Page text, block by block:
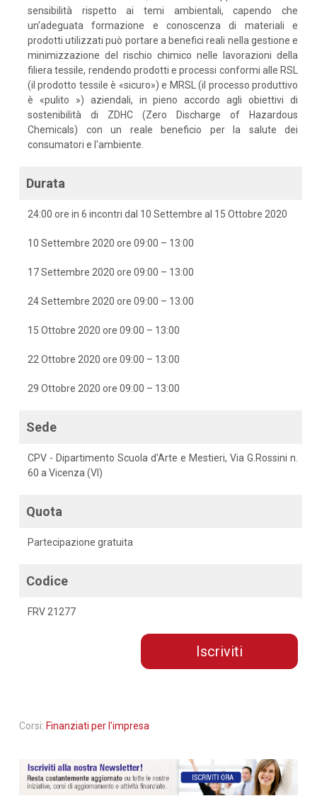
sensibilità rispetto ai temi ambientali, capendo che
un'adeguata formazione e conoscenza di materiali e
prodotti utilizzati può portare a benefici reali nella gestione e
minimizzazione del rischio chimico nelle lavorazioni della
filiera tessile, rendendo prodotti e processi conformi alle RSL
(il prodotto tessile è «sicuro») e MRSL (il processo produttivo
è «pulito ») aziendali, in pieno accordo agli obiettivi di
sostenibilità di ZDHC (Zero Discharge of Hazardous
Chemicals) con un reale beneficio per la salute dei
consumatori e l'ambiente.
Durata
24:00 ore in 6 incontri dal 10 Settembre al 15 Ottobre 2020
10 Settembre 2020 ore 09:00 – 13:00
17 Settembre 2020 ore 09:00 – 13:00
24 Settembre 2020 ore 09:00 – 13:00
15 Ottobre 2020 ore 09:00 – 13:00
22 Ottobre 2020 ore 09:00 – 13:00
29 Ottobre 2020 ore 09:00 – 13:00
Sede
CPV - Dipartimento Scuola d'Arte e Mestieri, Via G.Rossini n.
60 a Vicenza (VI)
Quota
Partecipazione gratuita
Codice
FRV 21277
Iscriviti
Corsi: Finanziati per l'impresa